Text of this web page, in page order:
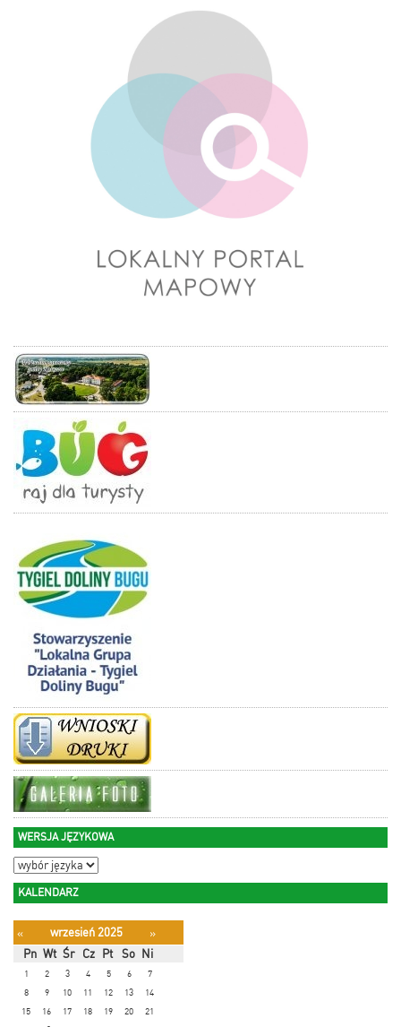
WERSJA JĘZYKOWA
KALENDARZ
« wrzesień 2025
»
Pn Wt Śr Cz Pt So Ni
1 2 3 4 5 6
7
8
9 10 11 12 13
14
15
16 17 18 19 20
21